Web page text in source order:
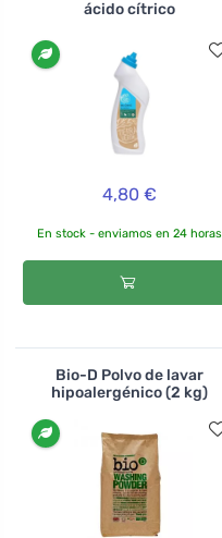
ácido cítrico
4,80 €
En stock - enviamos en 24 horas
Bio-D Polvo de lavar
hipoalergénico (2 kg)